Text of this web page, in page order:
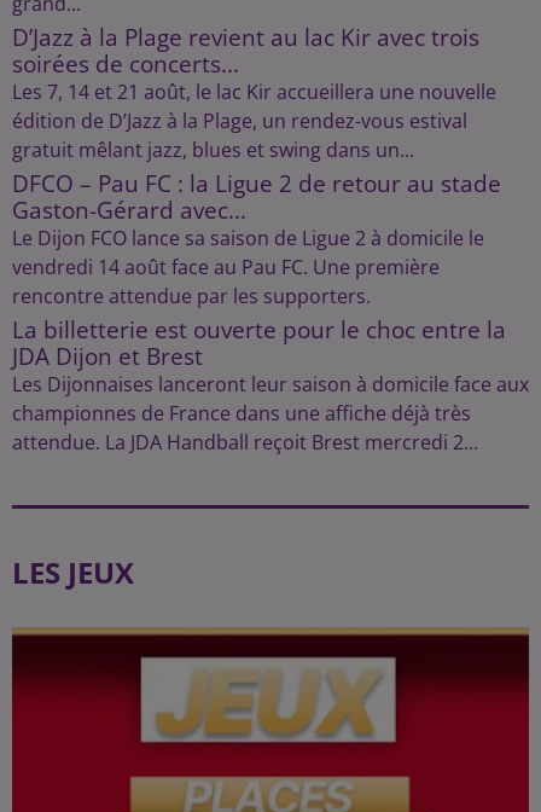
D’Jazz à la Plage revient au lac Kir avec trois
soirées de concerts...
Les 7, 14 et 21 août, le lac Kir accueillera une nouvelle
édition de D’Jazz à la Plage, un rendez-vous estival
gratuit mêlant jazz, blues et swing dans un...
DFCO – Pau FC : la Ligue 2 de retour au stade
Gaston-Gérard avec...
Le Dijon FCO lance sa saison de Ligue 2 à domicile le
vendredi 14 août face au Pau FC. Une première
rencontre attendue par les supporters.
La billetterie est ouverte pour le choc entre la
JDA Dijon et Brest
Les Dijonnaises lanceront leur saison à domicile face aux
championnes de France dans une affiche déjà très
attendue. La JDA Handball reçoit Brest mercredi 2...
LES JEUX